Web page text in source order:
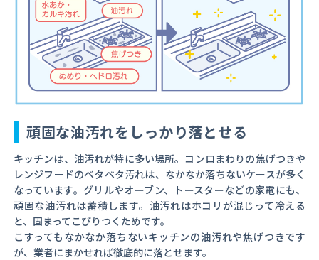
頑固な油汚れをしっかり落とせる
キッチンは、油汚れが特に多い場所。コンロまわりの焦げつきや
レンジフードのベタベタ汚れは、なかなか落ちないケースが多く
なっています。グリルやオーブン、トースターなどの家電にも、
頑固な油汚れは蓄積します。油汚れはホコリが混じって冷える
と、固まってこびりつくためです。
こすってもなかなか落ちないキッチンの油汚れや焦げつきです
が、業者にまかせれば徹底的に落とせます。